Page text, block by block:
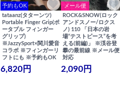
予約もOK
tataanz(タターンツ)
Portable Finger Grip(ポ
ータブル フィンガー
グリップ)
※JazzySport×関川愛音
コラボ ※フィンガーリ
フトにも ※予約もOK
6,820円
メール便
ROCK&SNOW(ロック
アンドスノー/ロクス
ノ) 110 「日本の岩
場“テストピース”を考
える(前編)」 ※渓谷登
攀の最前線 ※メール便
対応
2,090円